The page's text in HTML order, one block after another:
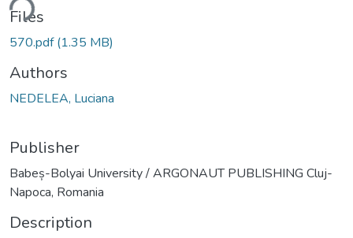
Files
570.pdf(1.35 MB)
Authors
NEDELEA, Luciana
Publisher
Babeș-Bolyai University / ARGONAUT PUBLISHING Cluj-
Napoca, Romania
Description